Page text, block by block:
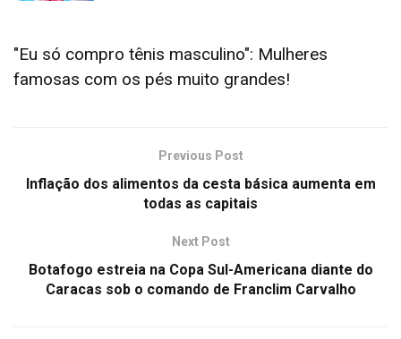
"Eu só compro tênis masculino": Mulheres
famosas com os pés muito grandes!
Previous Post
Inflação dos alimentos da cesta básica aumenta em
todas as capitais
Next Post
Botafogo estreia na Copa Sul-Americana diante do
Caracas sob o comando de Franclim Carvalho